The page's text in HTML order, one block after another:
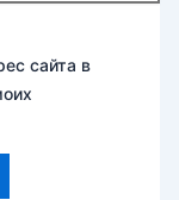
сайта в